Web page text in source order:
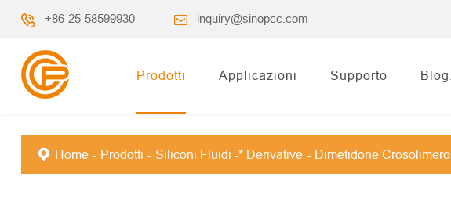
+86-25-58599930 inquiry@sinopcc.com
Prodotti Applicazioni Supporto Blog.
Home Prodotti Siliconi Fluidi -* Derivative Dimetidone Crosolimero